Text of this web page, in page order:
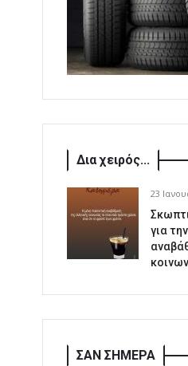
Δια χειρός...
23
για
ΣΑΝ ΣΗΜΕΡΑ